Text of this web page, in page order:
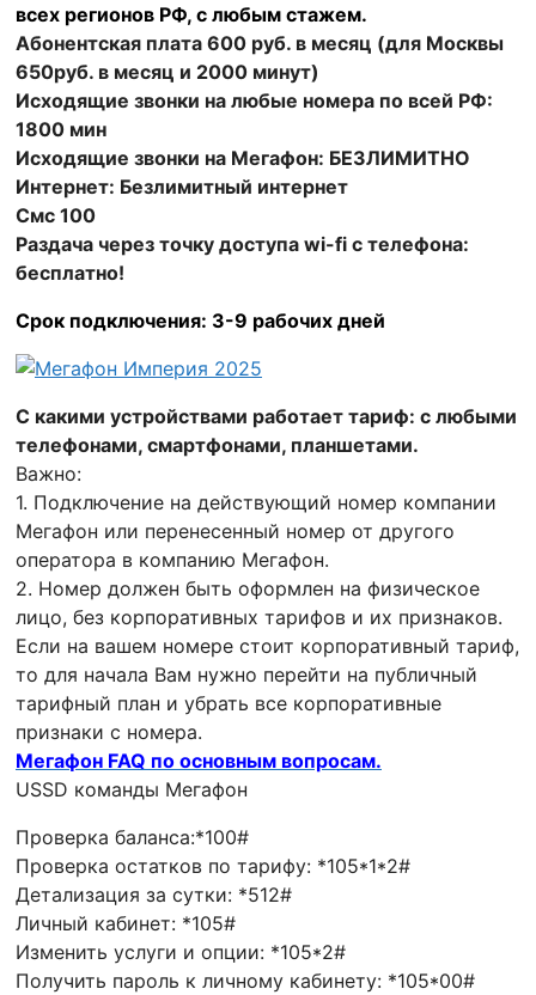
всех регионов РФ, с любым стажем.
Абонентская плата 600 руб. в месяц (для Москвы
650руб. в месяц и 2000 минут)
Исходящие звонки на любые номера по всей РФ:
1800 мин
Исходящие звонки на Мегафон: БЕЗЛИМИТНО
Интернет: Безлимитный интернет
Смс 100
Раздача через точку доступа wi-fi с телефона:
бесплатно!
Срок подключения: 3-9 рабочих дней
С какими устройствами работает тариф: с любыми
телефонами, смартфонами, планшетами.
Важно:
1. Подключение на действующий номер компании
Мегафон или перенесенный номер от другого
оператора в компанию Мегафон.
2. Номер должен быть оформлен на физическое
лицо, без корпоративных тарифов и их признаков.
Если на вашем номере стоит корпоративный тариф,
то для начала Вам нужно перейти на публичный
тарифный план и убрать все корпоративные
признаки с номера.
Мегафон FAQ по основным вопросам.
USSD команды Мегафон
Проверка баланса:*100#
Проверка остатков по тарифу: *105*1*2#
Детализация за сутки: *512#
Личный кабинет: *105#
Изменить услуги и опции: *105*2#
Получить пароль к личному кабинету: *105*00#